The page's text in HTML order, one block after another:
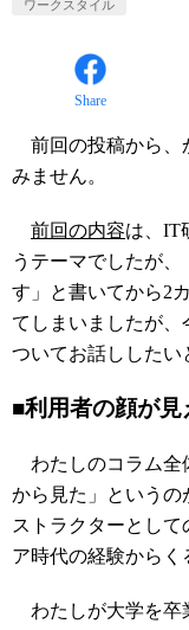
ワークスタイル
Share
前回の投稿から、
みません。
前回の内容は、IT
うテーマでしたが
す」と書いてから2
てしまいましたが、
ついてお話ししたい
■利用者の顔が
わたしのコラム全
から見た」というの
ストラクターとし
ア時代の経験からく
わたしが大学を卒